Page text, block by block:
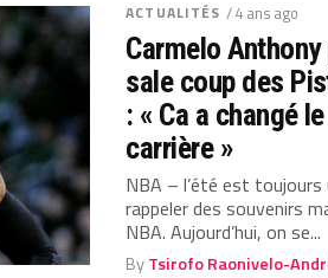
ACTUALITÉS / 4 ans ago
Carmelo
sale coup des
: « Ca a changé
carrière »
NBA – l’été est
rappeler des souvenirs
NBA. Aujourd’hui, on se...
ByTsirofo Raonivelo-